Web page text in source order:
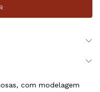
com modelagem